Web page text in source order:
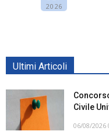
2026
Ultimi Articoli
Civile
06/08/2026